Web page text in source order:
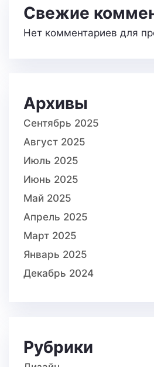
Свежие
Нет комментариев для
Архивы
Сентябрь 2025
Август 2025
Июль 2025
Июнь 2025
Май 2025
Апрель 2025
Март 2025
Январь 2025
Декабрь 2024
Рубрики